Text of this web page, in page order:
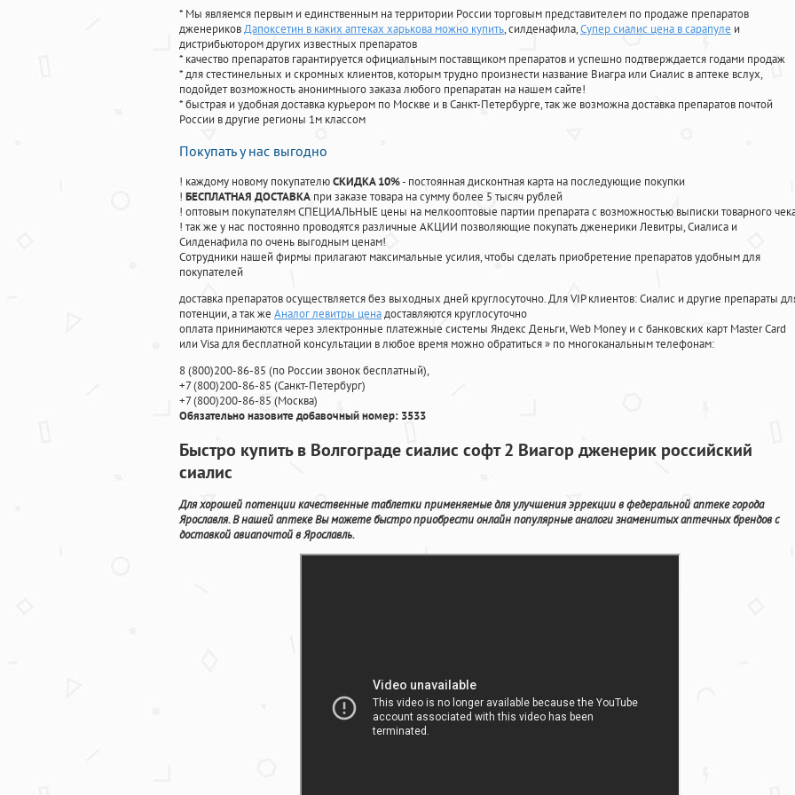
* Мы являемся первым и единственным на территории России торговым представителем по продаже препаратов
дженериковДапоксетин в каких аптеках харькова можно купить, силденафила,Супер сиалис цена в сарапуле и
дистрибьютором других известных препаратов
* качество препаратов гарантируется официальным поставщиком препаратов и успешно подтверждается годами продаж
* для стестинельных и скромных клиентов, которым трудно произнести название Виагра или Сиалис в аптеке вслух,
подойдет возможность анонимныого заказа любого препаратан на нашем сайте!
* быстрая и удобная доставка курьером по Москве и в Санкт-Петербурге, так же возможна доставка препаратов почтой
России в другие регионы 1м классом
Покупать у нас выгодно
! каждому новому покупателюСКИДКА 10%- постоянная дисконтная карта на последующие покупки
! БЕСПЛАТНАЯ ДОСТАВКА при заказе товара на сумму более 5 тысяч рублей
! оптовым покупателям СПЕЦИАЛЬНЫЕ цены на мелкооптовые партии препарата с возможностью выписки товарного
! так же у нас постоянно проводятся различные АКЦИИ позволяющие покупать дженерики Левитры, Сиалиса и
Силденафила по очень выгодным ценам!
Cотрудники нашей фирмы прилагают максимальные усилия, чтобы сделать приобретение препаратов удобным для
покупателей
доставка препаратов осуществляется без выходных дней круглосуточно. Для VIP клиентов: Сиалис и другие препараты
потенции, а так же Аналог левитры ценадоставляются круглосуточно
оплата принимаются через электронные платежные системы Яндекс Деньги, Web Money и с банковских карт Master Card
или Visa для бесплатной консультации в любое время можно обратиться» по многоканальным телефонам:
8(800)200-86-85 (по России звонок бесплатный),
+7(800)200-86-85 (Санкт-Петербург)
+7(800)200-86-85 (Москва)
Обязательно назовите добавочный номер: 3533
Быстро купить в Волгограде сиалис софт 2 Виагор дженерик российский
сиалис
Для хорошей потенции качественные таблетки применяемые для улучшения эррекции в федеральной аптеке города
Ярославля. В нашей аптеке Вы можете быстро приобрести онлайн популярные аналоги знаменитых аптечных брендов с
доставкой авиапочтой в Ярославль.